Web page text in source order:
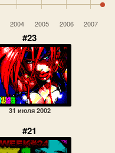
2004 2005 2006 2007
#23
31 июля 2002
#21